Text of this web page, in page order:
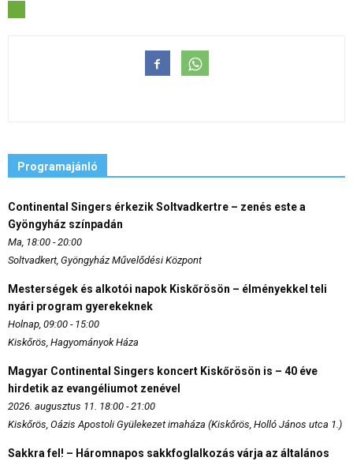
Programajánló
Continental Singers érkezik Soltvadkertre – zenés este a
Gyöngyház színpadán
Ma, 18:00 - 20:00
Soltvadkert, Gyöngyház Művelődési Központ
Mesterségek és alkotói napok Kiskőrösön – élményekkel teli
nyári program gyerekeknek
Holnap, 09:00 - 15:00
Kiskőrös, Hagyományok Háza
Magyar Continental Singers koncert Kiskőrösön is – 40 éve
hirdetik az evangéliumot zenével
2026. augusztus 11. 18:00 - 21:00
Kiskőrös, Oázis Apostoli Gyülekezet imaháza (Kiskőrös, Holló János utca 1.)
Sakkra fel! – Háromnapos sakkfoglalkozás várja az általános